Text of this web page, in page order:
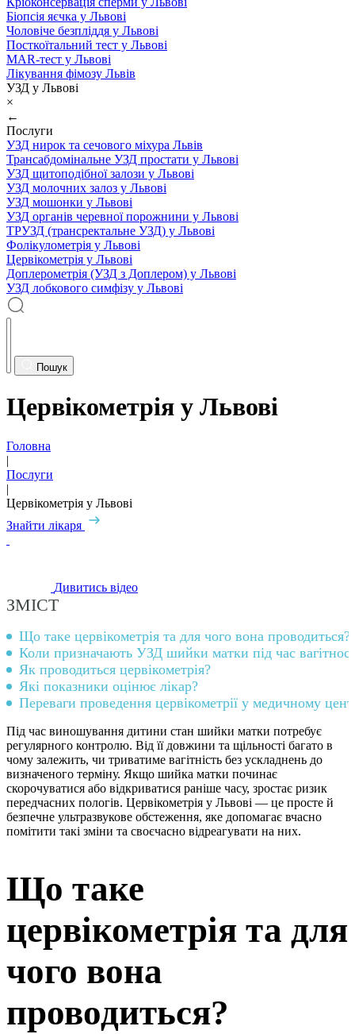
Біопсія яєчка у Львові
Чоловіче безпліддя у Львові
Посткоїтальний тест у Львові
MAR-тест у Львові
Лікування фімозу Львів
УЗД у Львові
×
←
Послуги
УЗД нирок та сечового міхура Львів
Трансабдомінальне УЗД простати у Львові
УЗД щитоподібної залози у Львові
УЗД молочних залоз у Львові
УЗД мошонки у Львові
УЗД органів черевної порожнини у Львові
ТРУЗД (трансректальне УЗД) у Львові
Фолікулометрія у Львові
Цервікометрія у Львові
Доплерометрія (УЗД з Доплером) у Львові
УЗД лобкового симфізу у Львові
Пошук
Цервікометрія у Львові
Головна
|
Послуги
|
Цервікометрія у Львові
Знайти лікаря
Дивитись відео
ЗМІСТ
Що таке цервікометрія та для чого вона проводиться?
Коли призначають УЗД шийки матки під час
Як проводиться цервікометрія?
Які показники оцінює лікар?
Переваги проведення цервікометрії у медичному
Під час виношування дитини стан шийки матки потребує
регулярного контролю. Від її довжини та щільності багато в
чому залежить, чи триватиме вагітність без ускладнень до
визначеного терміну. Якщо шийка матки починає
скорочуватися або відкриватися раніше часу, зростає ризик
передчасних пологів. Цервікометрія у Львові — це просте й
безпечне ультразвукове обстеження, яке допомагає вчасно
помітити такі зміни та своєчасно відреагувати на них.
Що таке
цервікометрія та для
чого вона
проводиться?